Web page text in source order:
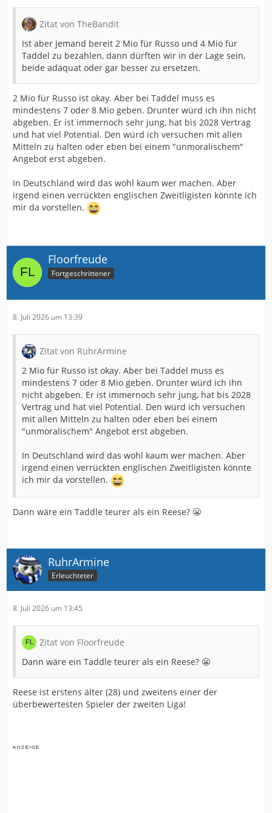
Zitat von TheBandit
Ist aber jemand bereit 2 Mio für Russo und 4 Mio für
Taddel zu bezahlen, dann dürften wir in der Lage sein,
beide adäquat oder gar besser zu ersetzen.
2 Mio für Russo ist okay. Aber bei Taddel muss es
mindestens 7 oder 8 Mio geben. Drunter würd ich ihn nicht
abgeben. Er ist immernoch sehr jung, hat bis 2028 Vertrag
und hat viel Potential. Den würd ich versuchen mit allen
Mitteln zu halten oder eben bei einem "unmoralischem"
Angebot erst abgeben.
In Deutschland wird das wohl kaum wer machen. Aber
irgend einen verrückten englischen Zweitligisten könnte ich
mir da vorstellen.
Floorfreude
Fortgeschrittener
8. Juli 2026 um 13:39
Zitat von RuhrArmine
2 Mio für Russo ist okay. Aber bei Taddel muss es
mindestens 7 oder 8 Mio geben. Drunter würd ich ihn
nicht abgeben. Er ist immernoch sehr jung, hat bis 2028
Vertrag und hat viel Potential. Den würd ich versuchen
mit allen Mitteln zu halten oder eben bei einem
"unmoralischem" Angebot erst abgeben.
In Deutschland wird das wohl kaum wer machen. Aber
irgend einen verrückten englischen Zweitligisten könnte
ich mir da vorstellen.
Dann wäre ein Taddle teurer als ein Reese? 😬
RuhrArmine
Erleuchteter
8. Juli 2026 um 13:45
Zitat von Floorfreude
Dann wäre ein Taddle teurer als ein Reese? 😬
Reese ist erstens älter (28) und zweitens einer der
überbewertesten Spieler der zweiten Liga!